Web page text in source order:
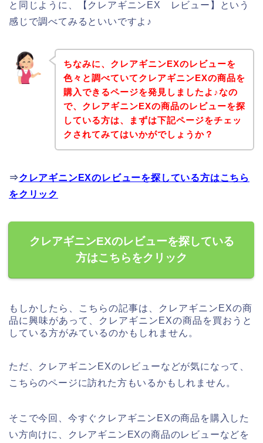
と同じように、【クレアギニンEX レビュー】という
感じで調べてみるといいですよ♪
ちなみに、クレアギニンEXのレビューを
色々と調べていてクレアギニンEXの商品を
購入できるページを発見しましたよ♪なの
で、クレアギニンEXの商品のレビューを探
している方は、まずは下記ページをチェッ
クされてみてはいかがでしょうか？
⇒クレアギニンEXのレビューを探している方はこちら
をクリック
クレアギニンEXのレビューを探している
方はこちらをクリック
もしかしたら、こちらの記事は、クレアギニンEXの商
品に興味があって、クレアギニンEXの商品を買おうと
している方がみているのかもしれません。
ただ、クレアギニンEXのレビューなどが気になって、
こちらのページに訪れた方もいるかもしれません。
そこで今回、今すぐクレアギニンEXの商品を購入した
い方向けに、クレアギニンEXの商品のレビューなどを